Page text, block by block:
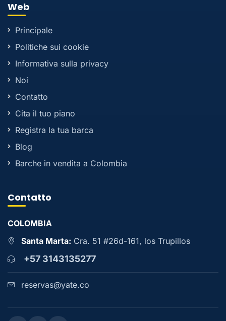
Web
Principale
Politiche sui cookie
Informativa sulla privacy
Noi
Contatto
Cita il tuo piano
Registra la tua barca
Blog
Barche in vendita a Colombia
Contatto
COLOMBIA
Santa Marta: Cra. 51 #26d-161, los Trupillos
+57 3143135277
reservas@yate.co